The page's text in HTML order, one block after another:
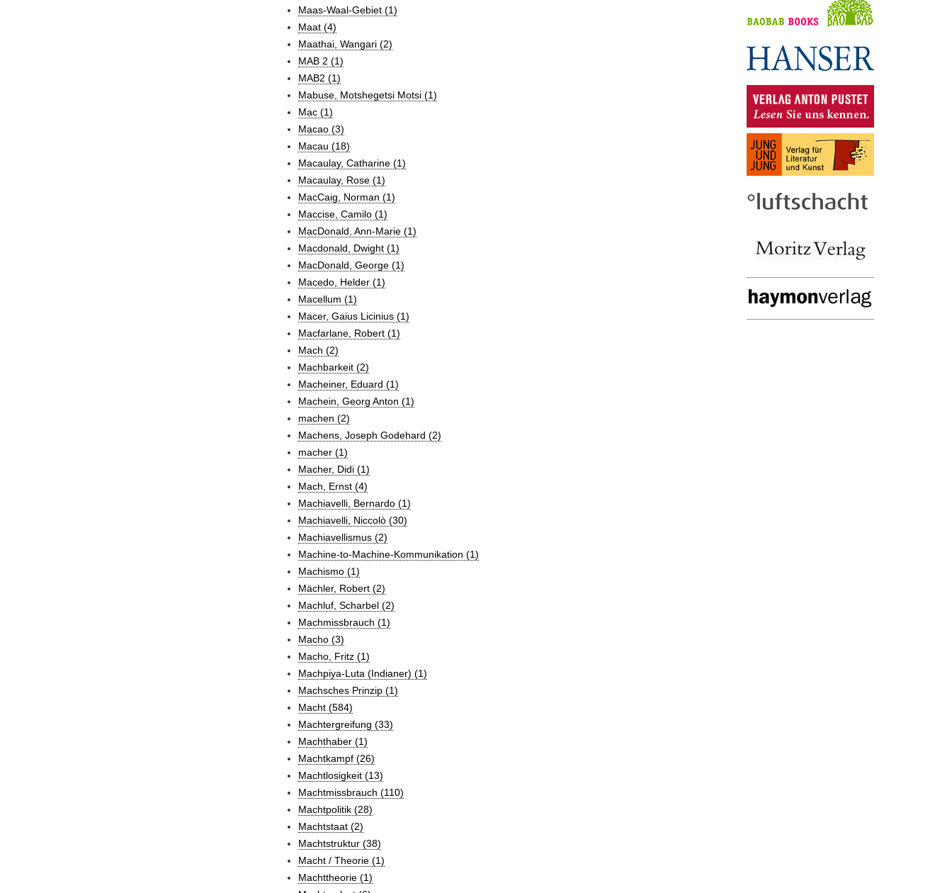
Maas-Waal-Gebiet (1)
Maat (4)
Maathai, Wangari (2)
MAB 2 (1)
MAB2 (1)
Mabuse, Motshegetsi Motsi (1)
Mac (1)
Macao (3)
Macau (18)
Macaulay, Catharine (1)
Macaulay, Rose (1)
MacCaig, Norman (1)
Maccise, Camilo (1)
MacDonald, Ann-Marie (1)
Macdonald, Dwight (1)
MacDonald, George (1)
Macedo, Helder (1)
Macellum (1)
Macer, Gaius Licinius (1)
Macfarlane, Robert (1)
Mach (2)
Machbarkeit (2)
Macheiner, Eduard (1)
Machein, Georg Anton (1)
machen (2)
Machens, Joseph Godehard (2)
macher (1)
Macher, Didi (1)
Mach, Ernst (4)
Machiavelli, Bernardo (1)
Machiavelli, Niccolò (30)
Machiavellismus (2)
Machine-to-Machine-Kommunikation (1)
Machismo (1)
Mächler, Robert (2)
Machluf, Scharbel (2)
Machmissbrauch (1)
Macho (3)
Macho, Fritz (1)
Machpiya-Luta (Indianer) (1)
Machsches Prinzip (1)
Macht (584)
Machtergreifung (33)
Machthaber (1)
Machtkampf (26)
Machtlosigkeit (13)
Machtmissbrauch (110)
Machtpolitik (28)
Machtstaat (2)
Machtstruktur (38)
Macht / Theorie (1)
Machttheorie (1)